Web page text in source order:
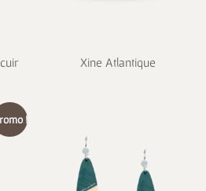
Xine Atlantique
!